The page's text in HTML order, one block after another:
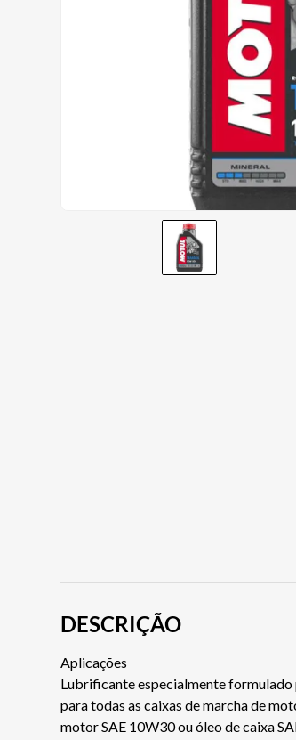
DESCRIÇÃO
Aplicações
Lubrificante especialmente formulado
para todas as caixas de marcha de
motor SAE 10W30 ou óleo de caixa